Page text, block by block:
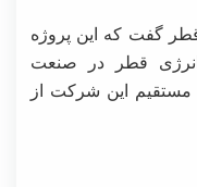
گفت که این پروژه
قطر در صنعت
این شرکت از